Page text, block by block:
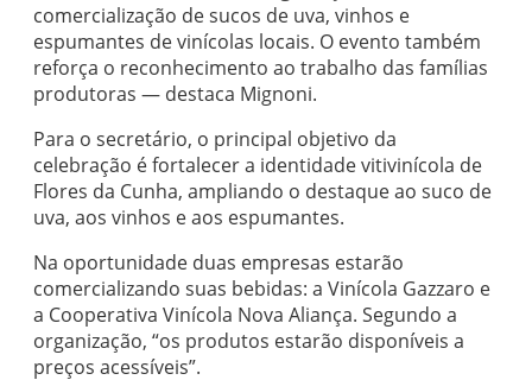
comercialização de sucos de uva, vinhos e
espumantes de vinícolas locais. O evento também
reforça o reconhecimento ao trabalho das famílias
produtoras — destaca Mignoni.
Para o secretário, o principal objetivo da
celebração é fortalecer a identidade vitivinícola de
Flores da Cunha, ampliando o destaque ao suco de
uva, aos vinhos e aos espumantes.
Na oportunidade duas empresas estarão
comercializando suas bebidas: a Vinícola Gazzaro e
a Cooperativa Vinícola Nova Aliança. Segundo a
organização, “os produtos estarão disponíveis a
preços acessíveis”.